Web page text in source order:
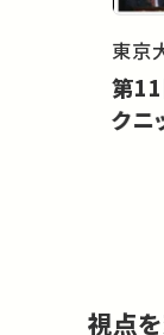
東京
第11回 昆虫の擬態
クニ
視点